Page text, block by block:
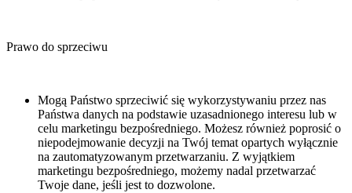
Prawo do sprzeciwu
Mogą Państwo sprzeciwić się wykorzystywaniu przez nas
Państwa danych na podstawie uzasadnionego interesu lub w
celu marketingu bezpośredniego. Możesz również poprosić o
niepodejmowanie decyzji na Twój temat opartych wyłącznie
na zautomatyzowanym przetwarzaniu. Z wyjątkiem
marketingu bezpośredniego, możemy nadal przetwarzać
Twoje dane, jeśli jest to dozwolone.